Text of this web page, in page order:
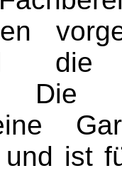
die
Die
und ist